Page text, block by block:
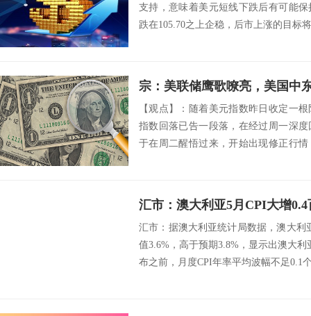
支持，意味着美元短线下跌后有可能
跌在105.70之上企稳，后市上涨的目标
宗：美联储鹰歌嘹亮，美国中
【观点】：随着美元指数昨日收定一
指数回落已告一段落，在经过周一深
于在周二醒悟过来，开始出现修正行
汇市：据澳大利亚统计局数据，澳大利
值3.6%，高于预期3.8%，显示出澳大
布之前，月度CPI年率平均波幅不足0.1